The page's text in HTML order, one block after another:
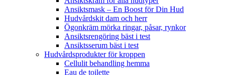
Ansiktsmask – En Boost för Din Hud
Hudvårdskit dam och herr
Ögonkräm mörka ringar, påsar, rynkor
Ansiktsrengöring bäst i test
Ansiktsserum bäst i test
Hudvårdsprodukter för kroppen
Cellulit behandling hemma
Eau de toilette